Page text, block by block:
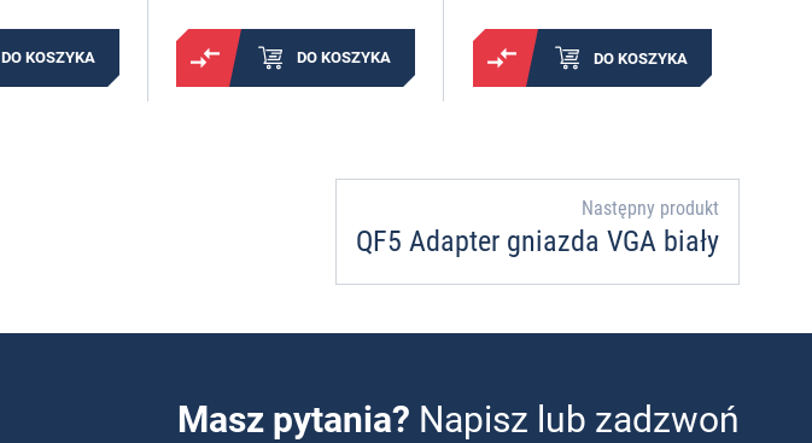
DO KOSZYKA DO KOSZYKA DO KOSZYKA
Następny produkt
QF5 Adapter gniazda VGA biały
Masz pytania? Napisz lub zadzwoń